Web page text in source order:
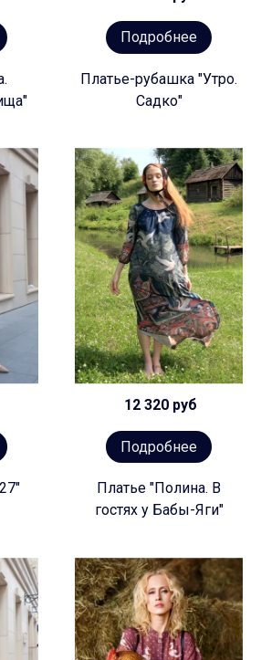
Подробнее
Платье-рубашка "Утро.
Садко"
12 320 руб
Подробнее
Платье "Полина. В
гостях у Бабы-Яги"